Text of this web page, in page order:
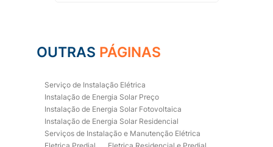
OUTRAS PÁGINAS
Serviço de Instalação Elétrica
Instalação de Energia Solar Preço
Instalação de Energia Solar Fotovoltaica
Instalação de Energia Solar Residencial
Serviços de Instalação e Manutenção Elétrica